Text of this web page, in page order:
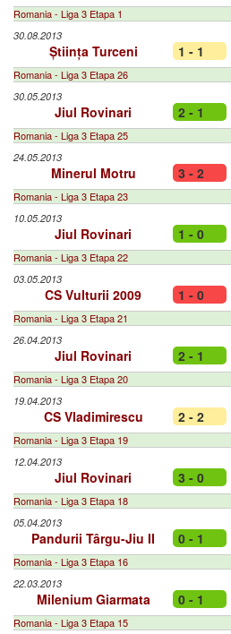
Romania - Liga 3 Etapa 1
30.08.2013
Știința Turceni 1 - 1
Romania - Liga 3 Etapa 26
30.05.2013
Jiul Rovinari 2 - 1
Romania - Liga 3 Etapa 25
24.05.2013
Minerul Motru 3 - 2
Romania - Liga 3 Etapa 23
10.05.2013
Jiul Rovinari 1 - 0
Romania - Liga 3 Etapa 22
03.05.2013
CS Vulturii 2009 1 - 0
Romania - Liga 3 Etapa 21
26.04.2013
Jiul Rovinari 2 - 1
Romania - Liga 3 Etapa 20
19.04.2013
CS Vladimirescu 2 - 2
Romania - Liga 3 Etapa 19
12.04.2013
Jiul Rovinari 3 - 0
Romania - Liga 3 Etapa 18
05.04.2013
Pandurii Târgu-Jiu II 0 - 1
Romania - Liga 3 Etapa 16
22.03.2013
Milenium Giarmata 0 - 1
Romania - Liga 3 Etapa 15